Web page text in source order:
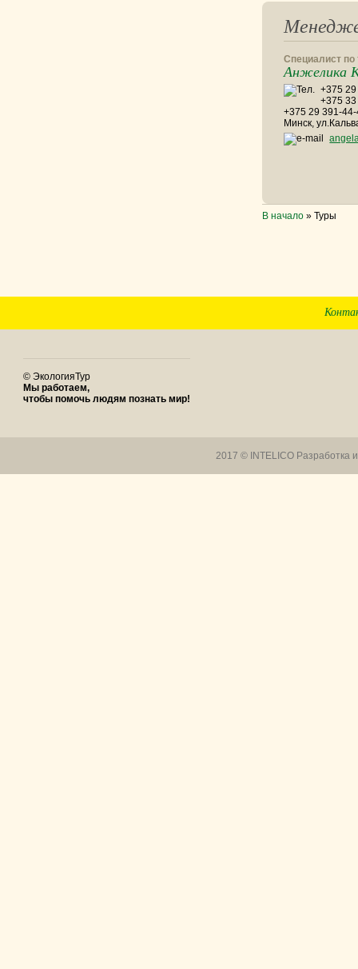
Специалист по
Анжелика
+375
+375
+375 29 391-
Минск,
В начало »Туры
© ЭкологияТур
Мы работаем,
чтобы помочь людям познать мир!
2017 © INTELICO Разработка